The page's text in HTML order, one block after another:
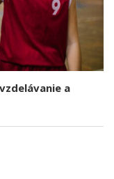
a